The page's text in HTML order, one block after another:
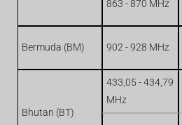
863 - 870 MHz
Bermuda (BM) 902 - 928 MHz
Bhutan (BT)
433,05 - 434,79
MHz